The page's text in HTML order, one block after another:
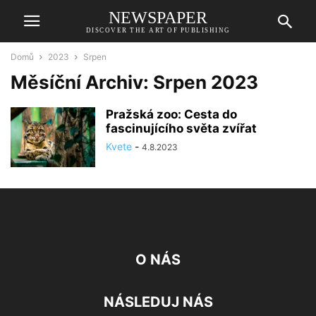
NEWSPAPER
DISCOVER THE ART OF PUBLISHING
Domů 2023 Srpen
Měsíční Archiv: Srpen 2023
Pražská zoo: Cesta do
fascinujícího světa zvířat
Kvete - 4.8.2023
O NÁS
NÁSLEDUJ NÁS